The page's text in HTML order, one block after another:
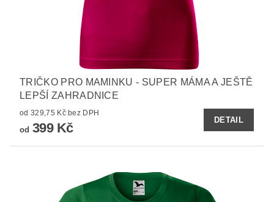
TRIČKO PRO MAMINKU - SUPER MÁMA A JEŠTĚ
LEPŠÍ ZAHRADNICE
od 329,75 Kč bez DPH
od 399 Kč
DETAIL